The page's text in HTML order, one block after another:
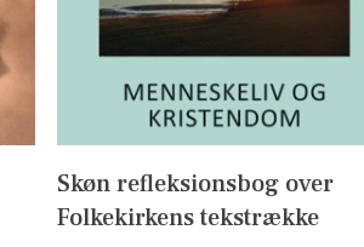
Skøn refleksionsbog over
Folkekirkens tekstrække